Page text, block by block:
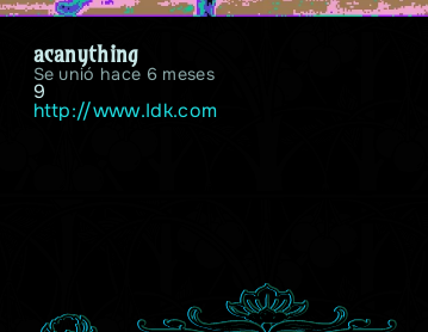
acanything
Se unió hace 6 meses
9
http://www.Idk.com